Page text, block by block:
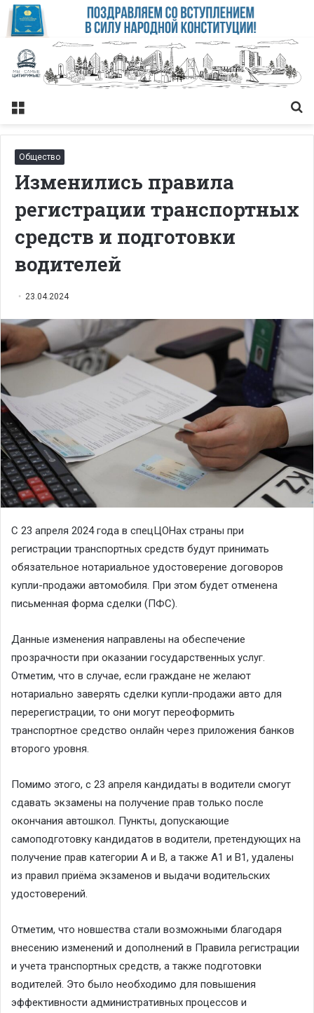
Меню
Общество
Изменились правила
регистрации транспортных
средств и подготовки
водителей
23.04.2024
С 23 апреля 2024 года в спецЦОНах страны при
регистрации транспортных средств будут принимать
обязательное нотариальное удостоверение договоров
купли-продажи автомобиля. При этом будет отменена
письменная форма сделки (ПФС).
Данные изменения направлены на обеспечение
прозрачности при оказании государственных услуг.
Отметим, что в случае, если граждане не желают
нотариально заверять сделки купли-продажи авто для
перерегистрации, то они могут переоформить
транспортное средство онлайн через приложения банков
второго уровня.
Помимо этого, с 23 апреля кандидаты в водители смогут
сдавать экзамены на получение прав только после
окончания автошкол. Пункты, допускающие
самоподготовку кандидатов в водители, претендующих на
получение прав категории А и В, а также А1 и В1, удалены
из правил приёма экзаменов и выдачи водительских
удостоверений.
Отметим, что новшества стали возможными благодаря
внесению изменений и дополнений в Правила регистрации
и учета транспортных средств, а также подготовки
водителей. Это было необходимо для повышения
эффективности административных процессов и